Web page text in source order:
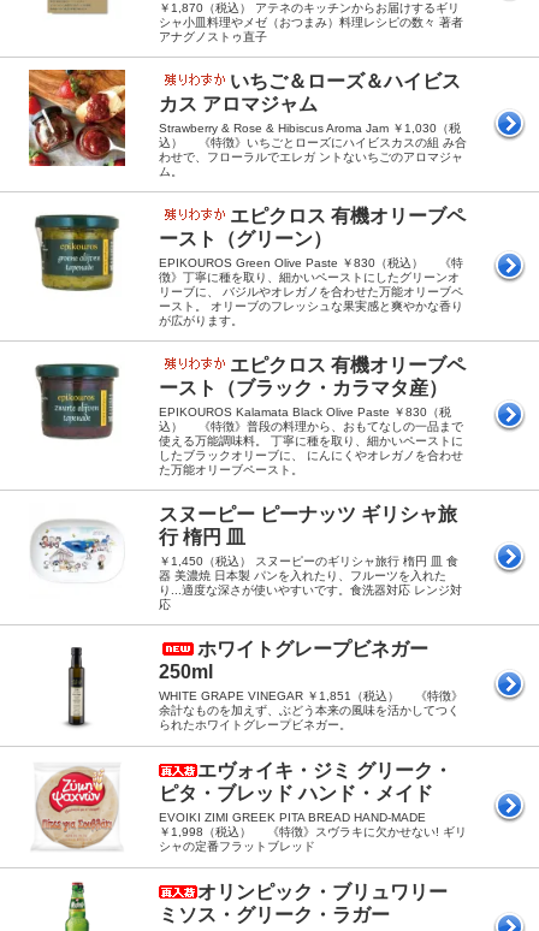
￥1,870（税込） アテネのキッチンからお届けするギリ
シャ小皿料理やメゼ（おつまみ）料理レシピの数々 著者
アナグノストゥ直子
いちご＆ローズ＆ハイビス
カス アロマジャム
Strawberry & Rose & Hibiscus Aroma Jam ￥1,030（税
込） 《特徴》いちごとローズにハイビスカスの組 み合
わせで、フローラルでエレガ ントないちごのアロマジャ
ム。
エピクロス 有機オリーブペ
ースト（グリーン）
EPIKOUROS Green Olive Paste ￥830（税込） 《特
徴》丁寧に種を取り、細かいペーストにしたグリーンオ
リーブに、 バジルやオレガノを合わせた万能オリーブペ
ースト。 オリーブのフレッシュな果実感と爽やかな香り
が広がります。
エピクロス 有機オリーブペ
ースト（ブラック・カラマタ産）
EPIKOUROS Kalamata Black Olive Paste ￥830（税
込） 《特徴》普段の料理から、おもてなしの一品まで
使える万能調味料。 丁寧に種を取り、細かいペーストに
したブラックオリーブに、 にんにくやオレガノを合わせ
た万能オリーブペースト。
スヌーピー ピーナッツ ギリシャ旅
行 楕円 皿
￥1,450（税込） スヌーピーのギリシャ旅行 楕円 皿 食
器 美濃焼 日本製 パンを入れたり、フルーツを入れた
り...適度な深さが使いやすいです。食洗器対応 レンジ対
応
ホワイトグレープビネガー
250ml
WHITE GRAPE VINEGAR ￥1,851（税込） 《特徴》
余計なものを加えず、ぶどう本来の風味を活かしてつく
られたホワイトグレープビネガー。
エヴォイキ・ジミ グリーク・
ピタ・ブレッド ハンド・メイド
EVOIKI ZIMI GREEK PITA BREAD HAND-MADE
￥1,998（税込） 《特徴》スヴラキに欠かせない! ギリ
シャの定番フラットブレッド
オリンピック・ブリュワリー
ミソス・グリーク・ラガー